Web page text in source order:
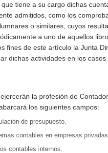
tiene a su cargo dichas
admitidos, como los
o similares, cuyos
a uno de aquellos
fines de este artículo la Junta
dichas actividades en los casos
la profesión de
los siguientes campos:
de presupuesto.
contables en empresas
contables internos.